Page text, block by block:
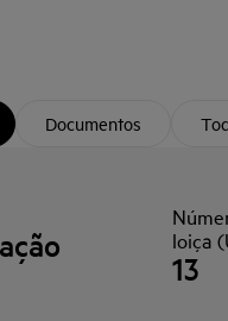
Documentos
loiça
13